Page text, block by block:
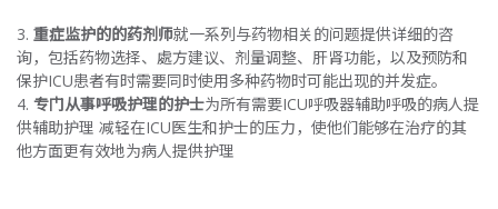
3. 重症监护的的药剂师就一系列与药物相关的问题提供详细的咨
询，包括药物选择、處方建议、剂量调整、肝肾功能，以及预防和
保护ICU患者有时需要同时使用多种药物时可能出现的并发症。
4. 专门从事呼吸护理的护士为所有需要ICU呼吸器辅助呼吸的病人提
供辅助护理 减轻在ICU医生和护士的压力，使他们能够在治疗的其
他方面更有效地为病人提供护理